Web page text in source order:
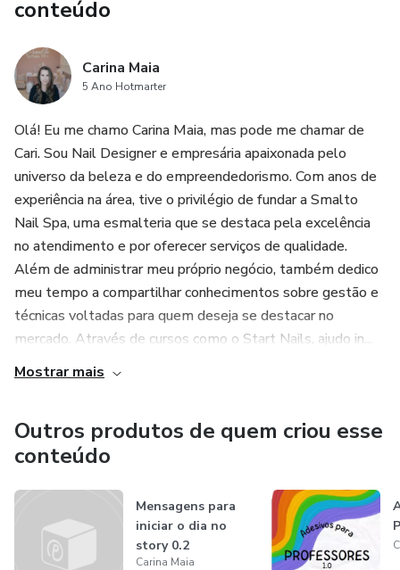
conteúdo
Carina Maia
5 Ano Hotmarter
Olá! Eu me chamo Carina Maia, mas pode me chamar de
Cari. Sou Nail Designer e empresária apaixonada pelo
universo da beleza e do empreendedorismo. Com anos de
experiência na área, tive o privilégio de fundar a Smalto
Nail Spa, uma esmalteria que se destaca pela excelência
no atendimento e por oferecer serviços de qualidade.
Além de administrar meu próprio negócio, também dedico
meu tempo a compartilhar conhecimentos sobre gestão e
técnicas voltadas para quem deseja se destacar no
mercado. Através de cursos como o Start Nails, ajudo in...
Mostrar mais
Outros produtos de quem criou esse
conteúdo
Mensagens para
iniciar o dia no
story 0.2
Carina Maia